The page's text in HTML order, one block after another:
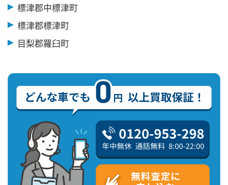
標津郡中標津町
標津郡標津町
目梨郡羅臼町